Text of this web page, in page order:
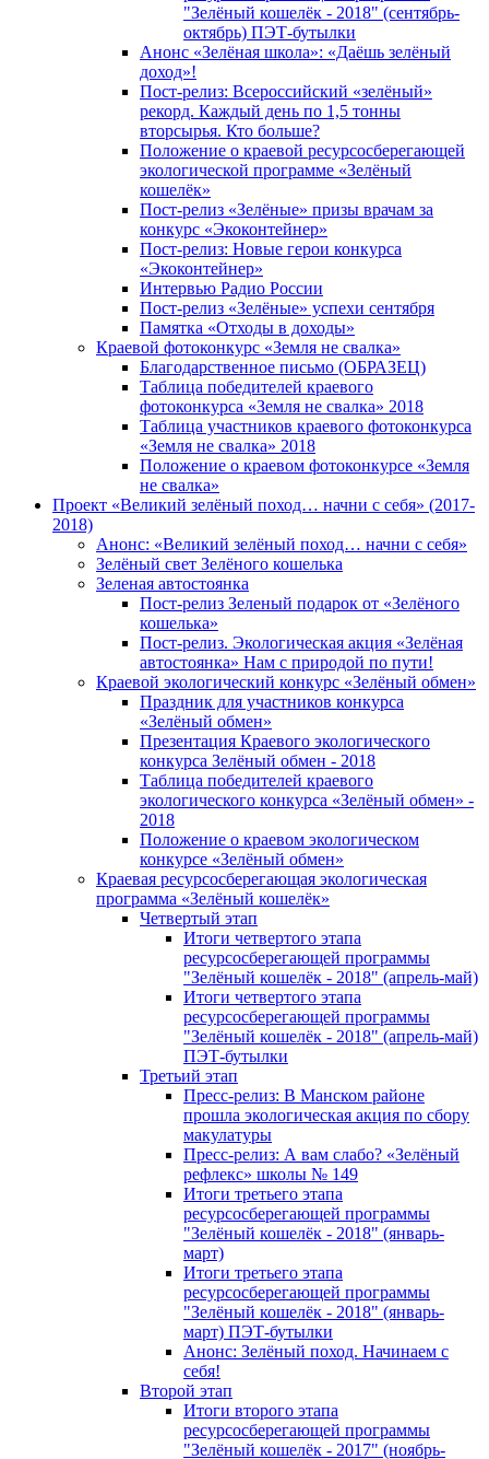
"Зелёный кошелёк - 2018" (сентябрь-
октябрь) ПЭТ-бутылки
Анонс «Зелёная школа»: «Даёшь зелёный
доход»!
Пост-релиз: Всероссийский «зелёный»
рекорд. Каждый день по 1,5 тонны
вторсырья. Кто больше?
Положение о краевой ресурсосберегающей
экологической программе «Зелёный
кошелёк»
Пост-релиз «Зелёные» призы врачам за
конкурс «Экоконтейнер»
Пост-релиз: Новые герои конкурса
«Экоконтейнер»
Интервью Радио России
Пост-релиз «Зелёные» успехи сентября
Памятка «Отходы в доходы»
Краевой фотоконкурс «Земля не свалка»
Благодарственное письмо (ОБРАЗЕЦ)
Таблица победителей краевого
фотоконкурса «Земля не свалка» 2018
Таблица участников краевого фотоконкурса
«Земля не свалка» 2018
Положение о краевом фотоконкурсе «Земля
не свалка»
Проект «Великий зелёный поход… начни с себя» (2017-
2018)
Анонс: «Великий зелёный поход… начни с себя»
Зелёный свет Зелёного кошелька
Зеленая автостоянка
Пост-релиз Зеленый подарок от «Зелёного
кошелька»
Пост-релиз. Экологическая акция «Зелёная
автостоянка» Нам с природой по пути!
Краевой экологический конкурс «Зелёный обмен»
Праздник для участников конкурса
«Зелёный обмен»
Презентация Краевого экологического
конкурса Зелёный обмен - 2018
Таблица победителей краевого
экологического конкурса «Зелёный обмен» -
2018
Положение о краевом экологическом
конкурсе «Зелёный обмен»
Краевая ресурсосберегающая экологическая
программа «Зелёный кошелёк»
Четвертый этап
Итоги четвертого этапа
ресурсосберегающей программы
"Зелёный кошелёк - 2018" (апрель-май)
Итоги четвертого этапа
ресурсосберегающей программы
"Зелёный кошелёк - 2018" (апрель-май)
ПЭТ-бутылки
Третьий этап
Пресс-релиз: В Манском районе
прошла экологическая акция по сбору
макулатуры
Пресс-релиз: А вам слабо? «Зелёный
рефлекс» школы № 149
Итоги третьего этапа
ресурсосберегающей программы
"Зелёный кошелёк - 2018" (январь-
март)
Итоги третьего этапа
ресурсосберегающей программы
"Зелёный кошелёк - 2018" (январь-
март) ПЭТ-бутылки
Анонс: Зелёный поход. Начинаем с
себя!
Второй этап
Итоги второго этапа
ресурсосберегающей программы
"Зелёный кошелёк - 2017" (ноябрь-